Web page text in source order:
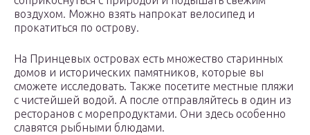
воздухом. Можно взять напрокат велосипед и
прокатиться по острову.
На Принцевых островах есть множество старинных
домов и исторических памятников, которые вы
сможете исследовать. Также посетите местные пляжи
с чистейшей водой. А после отправляйтесь в один из
ресторанов с морепродуктами. Они здесь особенно
славятся рыбными блюдами.